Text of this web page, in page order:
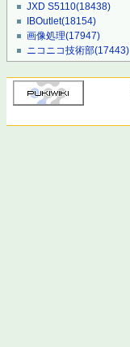
JXD S5110(18438)
IBOutlet(18154)
画像処理(17947)
ニコニコ技術部(17443)